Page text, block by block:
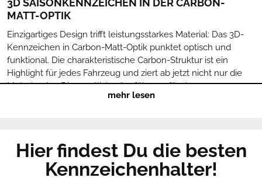
3D SAISONKENNZEICHEN IN DER CARBON-
MATT-OPTIK
Einzigartiges Design trifft leistungsstarkes Material: Das 3D-
Kennzeichen in Carbon-Matt-Optik punktet optisch und
funktional. Die charakteristische Carbon-Struktur ist ein
Highlight für jedes Fahrzeug und ziert ab jetzt nicht nur die
Motorhaube. Die sportliche Ausführung für den
anspruchsvollen Individualisten. Hebt sich optisch nochmals
Sportliches Design trifft Hightech-Kunststoff: Das
Saisonkennzeichen für Sommer- und Winterfahrzeuge
mehr lesen
Hier findest Du die besten
Kennzeichenhalter!